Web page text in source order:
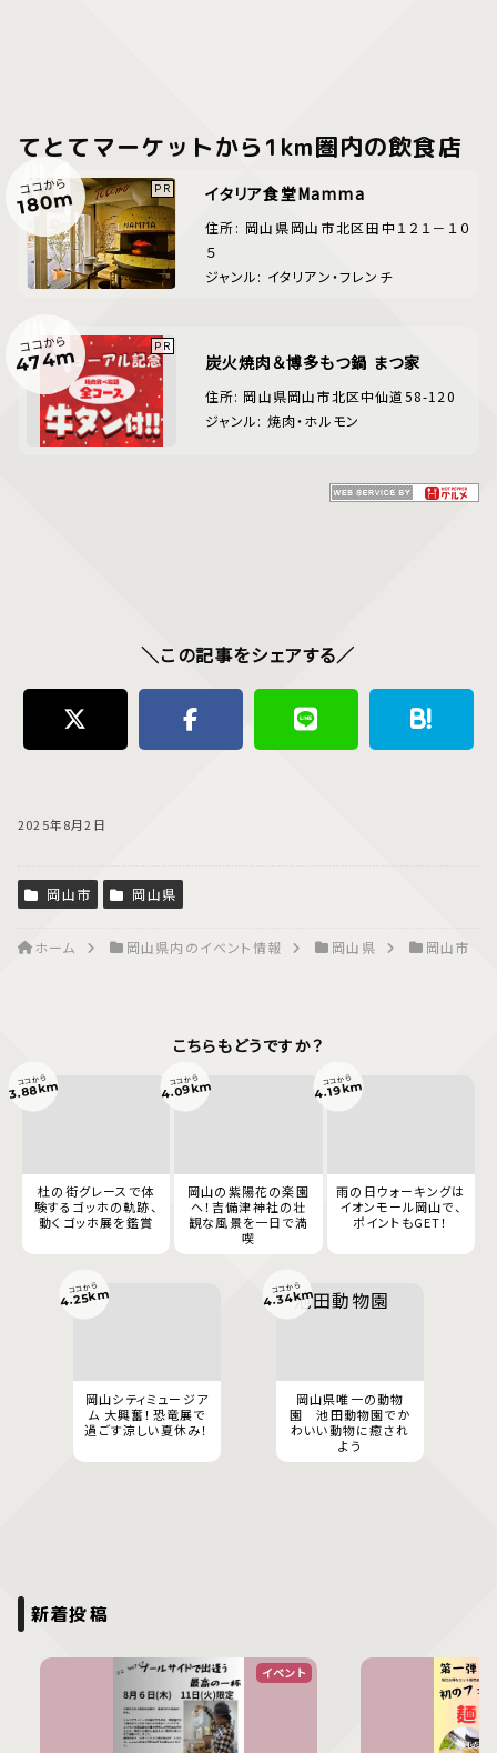
てとてマーケットから1km圏内の飲食店
ココから
180m イタリア食堂Mamma
住所: 岡山県岡山市北区田中１２１－１０
５
ジャンル: イタリアン・フレンチ
ココから
474m 炭火焼肉＆博多もつ鍋 まつ家
住所: 岡山県岡山市北区中仙道58-120
ジャンル: 焼肉・ホルモン
＼この記事をシェアする／
2025年8月2日
岡山市 岡山県
ホーム 岡山県内のイベント情報 岡山県 岡山市
こちらもどうですか？
杜の街グレースで体
験するゴッホの軌跡、
動くゴッホ展を鑑賞
ココから
3.88km
岡山の紫陽花の楽園
へ！吉備津神社の壮
観な風景を一日で満
喫
ココから
4.09km
雨の日ウォーキングは
イオンモール岡山で、
ポイントもGET！
ココから
4.19km
岡山シティミュージア
ム 大興奮！恐竜展で
過ごす涼しい夏休み！
ココから
4.25km
岡山県唯一の動物
園 池田動物園でか
わいい動物に癒され
よう
ココから
4.34km
新着投稿
イベント